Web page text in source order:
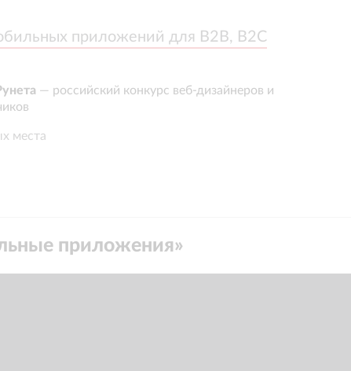
приложений для B2B, B2C
приложений для B2B, B2C
— российский конкурс веб-дизайнеров и
места
приложения»